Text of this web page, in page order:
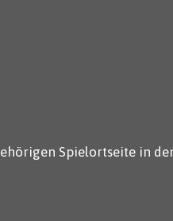
Spielortseite in